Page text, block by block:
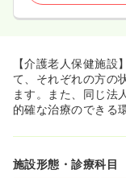
【介護老人保健施
て、それぞれの方の
ます。また、同じ法
的確な治療のできる
施設形態・診療科目